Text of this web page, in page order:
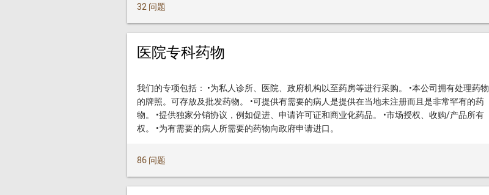
32 问题
医院专科药物
86 问题
我们的专项包括： •为私人诊所、医院、政府机构以至药房等进行采购。 •本公司拥有处理药物
的牌照。可存放及批发药物。 •可提供有需要的病人是提供在当地未注册而且是非常罕有的药
物。 •提供独家分销协议，例如促进、申请许可证和商业化药品。 •市场授权、收购/产品所有
权。 •为有需要的病人所需要的药物向政府申请进口。